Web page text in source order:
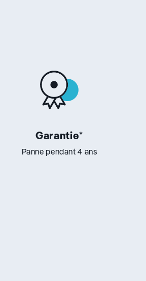
Garantie*
Panne pendant 4 ans